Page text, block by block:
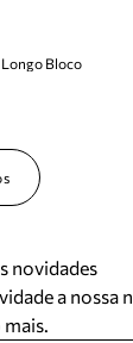
Bloco
novidades
a